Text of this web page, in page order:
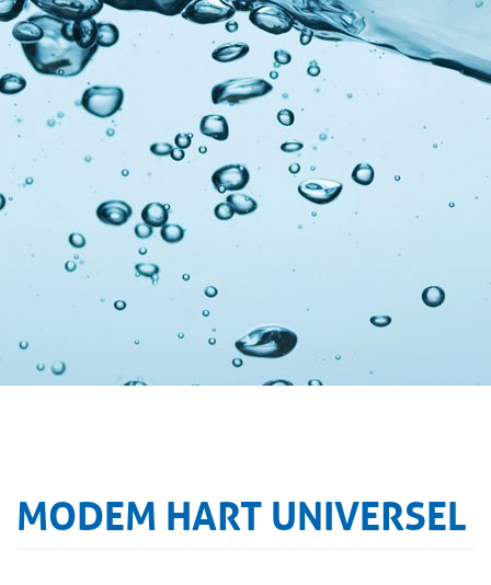
MODEM HART UNIVERSEL